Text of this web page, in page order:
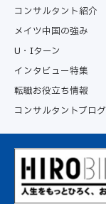
第5条（本サー
当社は、事業運
知することなく
ビスの全部もし
ができるものと
とができるものと
第6条（本サー
当社は、利用者
者に対して催告
供を終了するこ
コンサルタント紹介
メイツ中国の強み
U・Iターン
インタビュー特集
転職お役立ち情報
コンサルタントブログ